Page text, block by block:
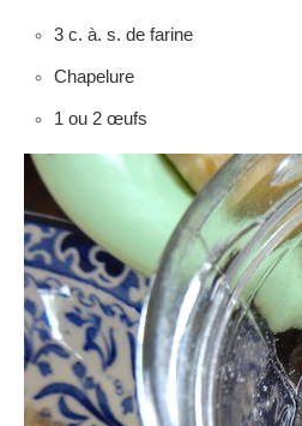
3 c. à. s. de farine
Chapelure
1 ou 2 œufs